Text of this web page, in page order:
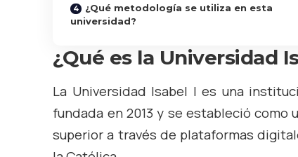
¿Qué metodología se utiliza en esta
universidad?
¿Qué es la Universidad
La Universidad Isabel I es una
fundada en 2013 y se estableció como
superior a través de plataformas